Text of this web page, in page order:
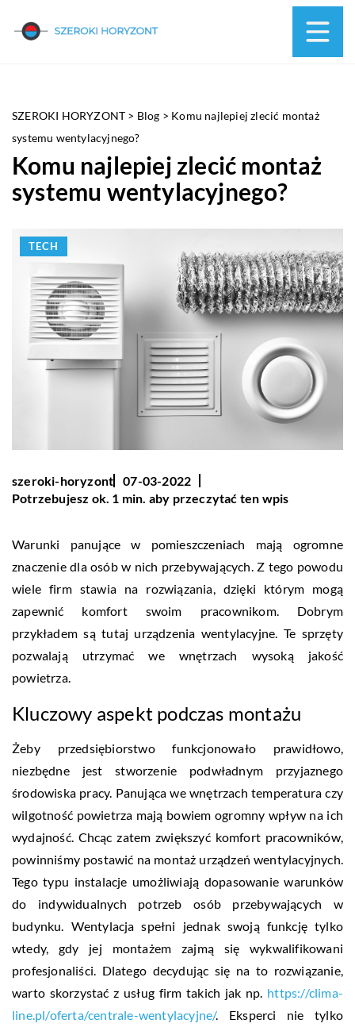
SZEROKI HORYZONT > Blog > Komu najlepiej zlecić montaż
systemu wentylacyjnego?
Komu najlepiej zlecić montaż
systemu wentylacyjnego?
TECH
szeroki-horyzont
07-03-2022
Potrzebujesz ok. 1 min. aby przeczytać ten wpis
Warunki panujące w pomieszczeniach mają ogromne
znaczenie dla osób w nich przebywających. Z tego powodu
wiele firm stawia na rozwiązania, dzięki którym mogą
zapewnić komfort swoim pracownikom. Dobrym
przykładem są tutaj urządzenia wentylacyjne. Te sprzęty
pozwalają utrzymać we wnętrzach wysoką jakość
powietrza.
Kluczowy aspekt podczas montażu
Żeby przedsiębiorstwo funkcjonowało prawidłowo,
niezbędne jest stworzenie podwładnym przyjaznego
środowiska pracy. Panująca we wnętrzach temperatura czy
wilgotność powietrza mają bowiem ogromny wpływ na ich
wydajność. Chcąc zatem zwiększyć komfort pracowników,
powinniśmy postawić na montaż urządzeń wentylacyjnych.
Tego typu instalacje umożliwiają dopasowanie warunków
do indywidualnych potrzeb osób przebywających w
budynku. Wentylacja spełni jednak swoją funkcję tylko
wtedy, gdy jej montażem zajmą się wykwalifikowani
profesjonaliści. Dlatego decydując się na to rozwiązanie,
warto skorzystać z usług firm takich jak np. https://clima-
line.pl/oferta/centrale-wentylacyjne/. Eksperci nie tylko